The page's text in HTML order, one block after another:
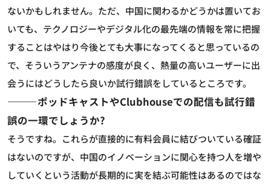
ないかもしれません。ただ、中国に関わるかどうかは置いてお
いても、テクノロジーやデジタル化の最先端の情報を常に把握
することはやはり今後とても大事になってくると思っているの
で、そういうアンテナの感度が良く、熱量の高いユーザーに出
会うにはどうしたら良いか試行錯誤をしているところです。
―――ポッドキャストやClubhouseでの配信も試行錯
誤の一環でしょうか?
そうですね。これらが直接的に有料会員に結びついている確証
はないのですが、中国のイノベーションに関心を持つ人を増や
していくという活動が長期的に実を結ぶ可能性はあるのではな